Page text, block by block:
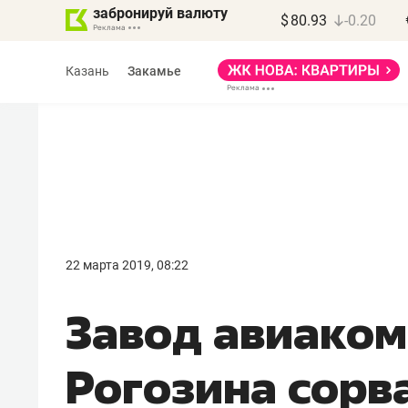
забронируй валюту $ 80.93 -0.20
Казань Закамье
22 марта 2019, 08:22
Завод
Рогозина
правил, бизнес может
потерять минимум